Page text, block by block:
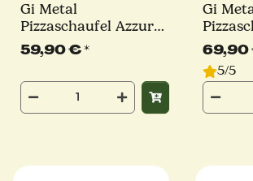
Gi Metal
Pizzaschaufel Azzurra
| Ø 30 cm | Stiel 30
cm | rund
59,90 €*
Gi
| Ø 33
cm |
69,90
5/5